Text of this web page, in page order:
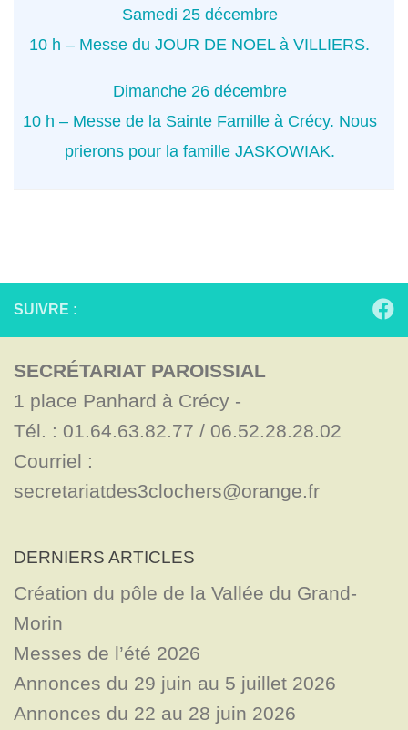
Samedi 25 décembre
10 h – Messe du JOUR DE NOEL à VILLIERS.
Dimanche 26 décembre
10 h – Messe de la Sainte Famille à Crécy. Nous
prierons pour la famille JASKOWIAK.
SUIVRE :
SECRÉTARIAT PAROISSIAL
1 place Panhard à Crécy -
Tél. : 01.64.63.82.77 / 06.52.28.28.02
Courriel :
secretariatdes3clochers@orange.fr
DERNIERS ARTICLES
Création du pôle de la Vallée du Grand-
Morin
Messes de l’été 2026
Annonces du 29 juin au 5 juillet 2026
Annonces du 22 au 28 juin 2026